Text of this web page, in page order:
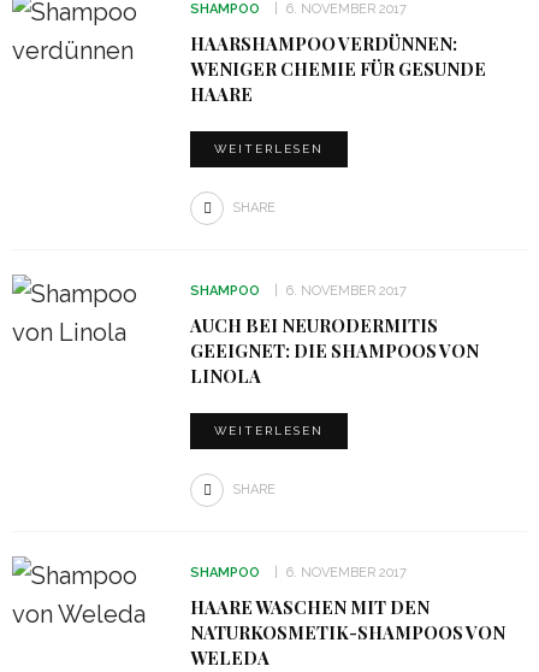
SHAMPOO 6. NOVEMBER 2017
HAARSHAMPOO VERDÜNNEN:
WENIGER CHEMIE FÜR GESUNDE
HAARE
WEITERLESEN
SHARE
SHAMPOO 6. NOVEMBER 2017
AUCH BEI NEURODERMITIS
GEEIGNET: DIE SHAMPOOS VON
LINOLA
WEITERLESEN
SHARE
SHAMPOO 6. NOVEMBER 2017
HAARE WASCHEN MIT DEN
NATURKOSMETIK-SHAMPOOS VON
WELEDA